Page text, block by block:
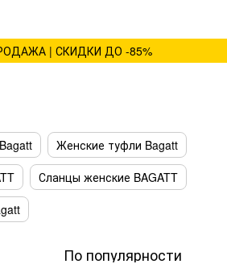
| СКИДКИ ДО -85%
Женские туфли Bagatt
Сланцы женские BAGATT
По популярности